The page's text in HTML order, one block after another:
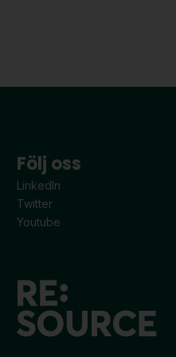
Följ oss
LinkedIn
Twitter
Youtube